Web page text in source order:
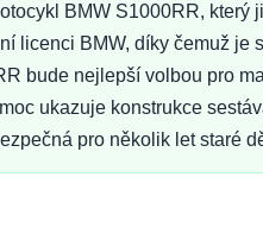
BMW S1000RR,
licenci BMW, díky čemuž
bude nejlepší volbou pro
ukazuje konstrukce
pro několik let staré